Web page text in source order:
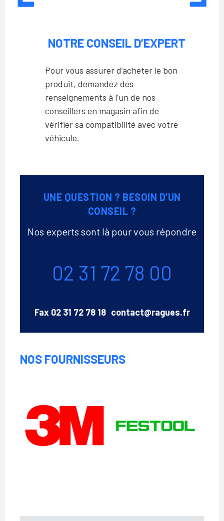
NOTRE CONSEIL D’EXPERT
Pour vous assurer d’acheter le bon
produit, demandez des
renseignements à l’un de nos
conseillers en magasin afin de
vérifier sa compatibilité avec votre
véhicule.
UNE QUESTION ? BESOIN D’UN
CONSEIL ?
Nos experts sont là pour vous répondre
02 31 72 78 00
Fax 02 31 72 78 18 Email
contact@ragues.fr
NOS FOURNISSEURS
3M